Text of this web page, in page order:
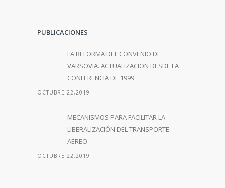
PUBLICACIONES
LA REFORMA DEL CONVENIO DE
VARSOVIA. ACTUALIZACION DESDE LA
CONFERENCIA DE 1999
OCTUBRE 22,2019
MECANISMOS PARA FACILITAR LA
LIBERALIZACIÓN DEL TRANSPORTE
AÉREO
OCTUBRE 22,2019